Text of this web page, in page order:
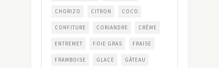
CHORIZO CITRON COCO
CONFITURE CORIANDRE CRÈME
ENTREMET FOIE GRAS FRAISE
FRAMBOISE GLACE GÂTEAU